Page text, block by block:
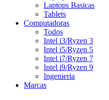
Laptops Basicas
Tablets
Computadoras
Todos
Intel i3/Ryzen 3
Intel i5/Ryzen 5
Intel i7/Ryzen 7
Intel i9/Ryzen 9
Ingenieria
Marcas